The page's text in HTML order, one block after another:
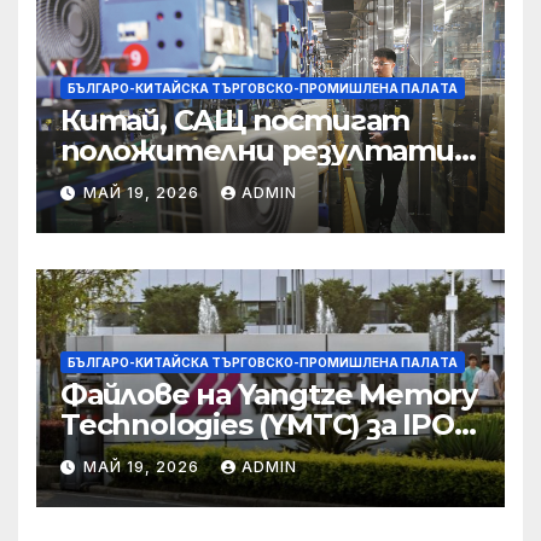
престъпност
БЪЛГАРО-КИТАЙСКА ТЪРГОВСКО-ПРОМИШЛЕНА ПАЛAТА
Китай, САЩ постигат
положителни резултати в
икономическите и
търговски консултации:
министерство
МАЙ 19, 2026 ADMIN
БЪЛГАРО-КИТАЙСКА ТЪРГОВСКО-ПРОМИШЛЕНА ПАЛAТА
Файлове на Yangtze Memory
Technologies (YMTC) за IPO
на STAR Market
МАЙ 19, 2026 ADMIN